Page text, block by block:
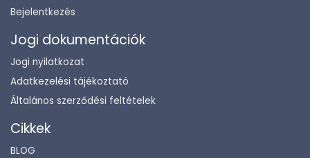
Bejelentkezés
Jogi dokumentációk
Jogi nyilatkozat
Adatkezelési tájékoztató
Általános szerződési feltételek
Cikkek
BLOG